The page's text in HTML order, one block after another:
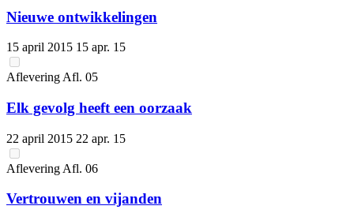
Nieuwe ontwikkelingen
15 april 2015 15 apr. 15
Aflevering Afl. 05
Elk gevolg heeft een oorzaak
22 april 2015 22 apr. 15
Aflevering Afl. 06
Vertrouwen en vijanden